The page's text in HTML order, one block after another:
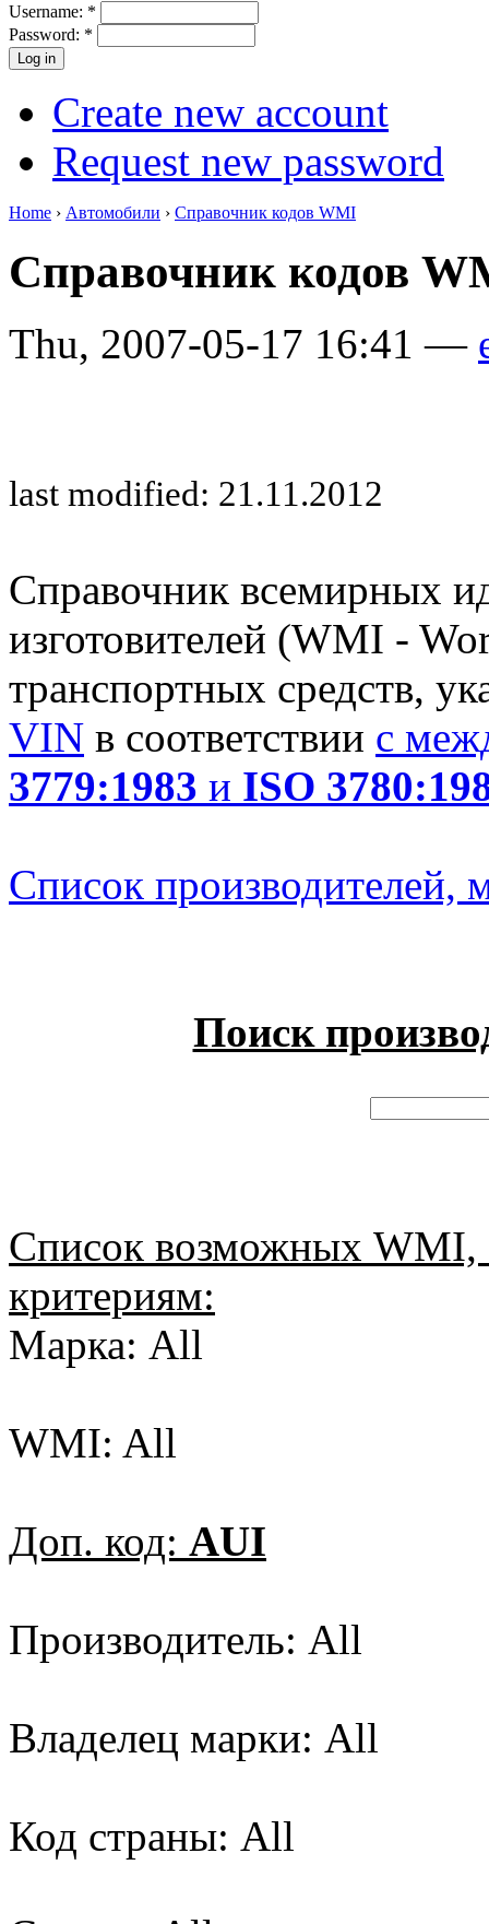
Username: *
Password: *
Create new account
Request new password
Home › Автомобили › Справочник кодов WMI
Справочник кодов
Thu, 2007-05-17 16:41 —
last modified: 21.11.2012
Справочник всемирных
изготовителей (WMI -
транспортных средств,
VIN в соответствии с
3779:1983 и ISO
Список производителей,
Поиск
Список возможных
критериям:
Марка: All
WMI: All
Доп. код: AUI
Производитель: All
Владелец марки: All
Код страны: All